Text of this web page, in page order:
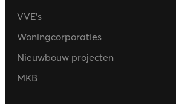
VVE’s
Woningcorporaties
Nieuwbouw projecten
MKB